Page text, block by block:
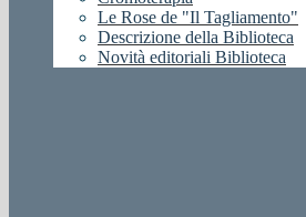
Le Rose de "Il Tagliamento"
Descrizione della Biblioteca
Novità editoriali Biblioteca